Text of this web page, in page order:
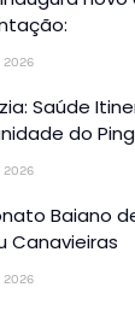
2026
Saúde
do
2026
Baiano
Canavieiras
2026